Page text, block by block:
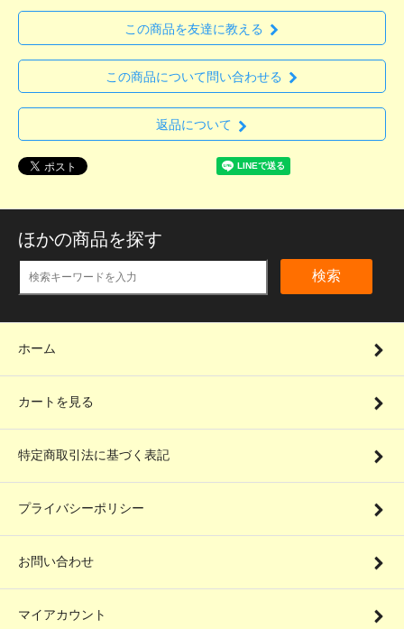
この商品を友達に教える
この商品について問い合わせる
返品について
ほかの商品を探す
検索
ホーム
カートを見る
特定商取引法に基づく表記
プライバシーポリシー
お問い合わせ
マイアカウント